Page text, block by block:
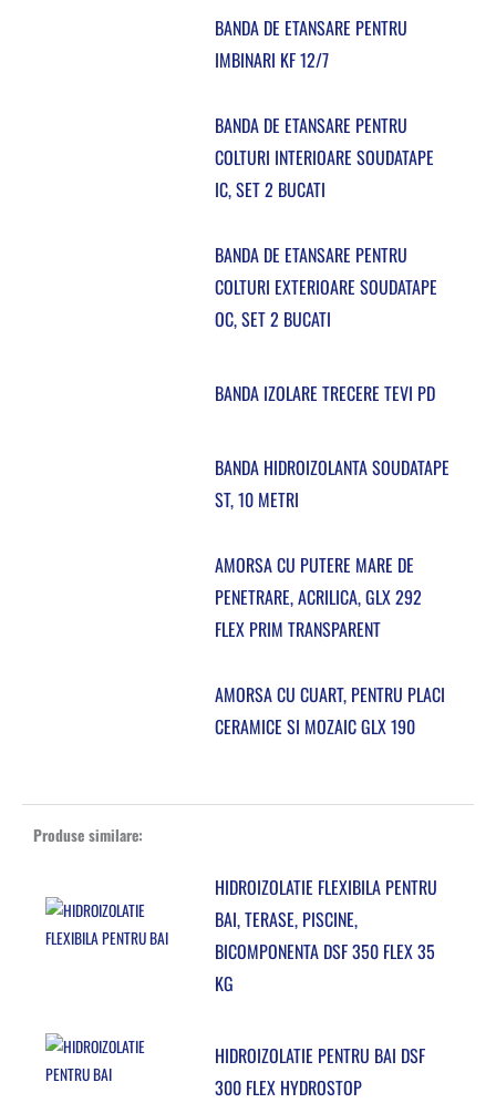
BANDA DE ETANSARE PENTRU
IMBINARI KF 12/7
BANDA DE ETANSARE PENTRU
COLTURI INTERIOARE SOUDATAPE
IC, SET 2 BUCATI
BANDA DE ETANSARE PENTRU
COLTURI EXTERIOARE SOUDATAPE
OC, SET 2 BUCATI
BANDA IZOLARE TRECERE TEVI PD
BANDA HIDROIZOLANTA SOUDATAPE
ST, 10 METRI
AMORSA CU PUTERE MARE DE
PENETRARE, ACRILICA, GLX 292
FLEX PRIM TRANSPARENT
AMORSA CU CUART, PENTRU PLACI
CERAMICE SI MOZAIC GLX 190
Produse similare:
HIDROIZOLATIE FLEXIBILA PENTRU
BAI, TERASE, PISCINE,
BICOMPONENTA DSF 350 FLEX 35
KG
HIDROIZOLATIE PENTRU BAI DSF
300 FLEX HYDROSTOP